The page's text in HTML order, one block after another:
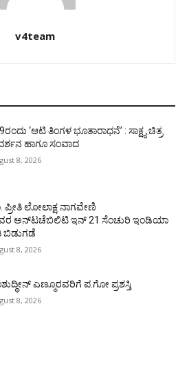
v4team
‘ಆಟಿ ತಿಂಗಳ ಭೂತಾರಾಧನೆ’ : ಸಾಕ್ಷ್ಯ ಚಿತ್ರ
ಹಾಗೂ ಸಂವಾದ
8, 2026
ಪ್ರೀತಿ ಲೋಲಾಕ್ಷ ನಾಗವೇಣಿ
ಅನ್‌ಟಚೆಬಿಲಿಟಿ ಇನ್ 21 ಸೆಂಚುರಿ ಇಂಡಿಯಾ
ಬಿಡುಗಡೆ
8, 2026
ಎಣ್ಮೂರವರಿಗೆ ಪ.ಗೋ ಪ್ರಶಸ್ತಿ
8, 2026